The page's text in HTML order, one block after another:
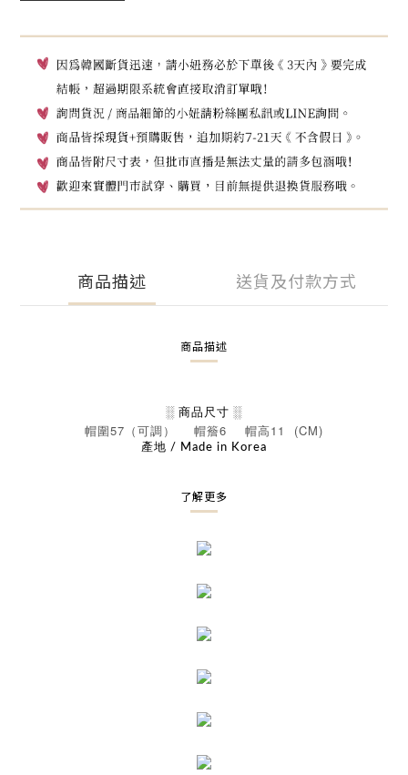
商品描述 送貨及付款方式
商品描述
░ 商品尺寸 ░
帽圍57 （可調） 帽簷6 帽高11 (CM)
產地 / Made in Korea
了解更多